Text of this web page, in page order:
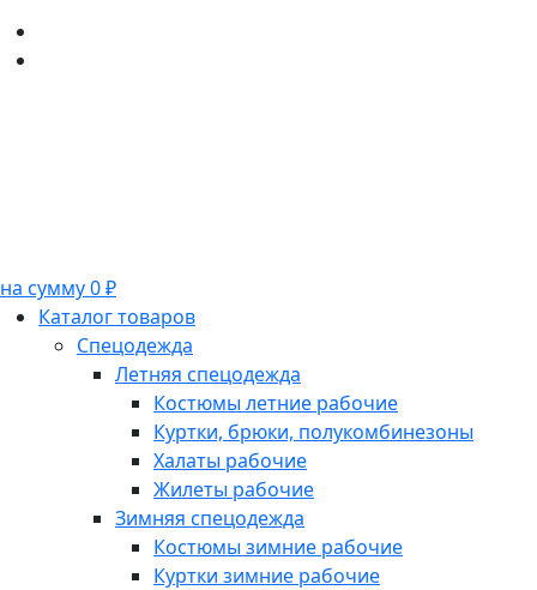
на сумму 0 ₽
Каталог товаров
Спецодежда
Летняя спецодежда
Костюмы летние рабочие
Куртки, брюки, полукомбинезоны
Халаты рабочие
Жилеты рабочие
Зимняя спецодежда
Костюмы зимние рабочие
Куртки зимние рабочие